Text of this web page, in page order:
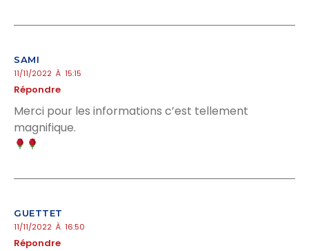
SAMI
11/11/2022 À 15:15
Répondre
Merci pour les informations c’est tellement
magnifique.
GUETTET
11/11/2022 À 16:50
Répondre